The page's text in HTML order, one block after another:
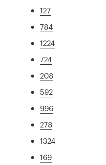
127
784
1224
724
208
592
996
278
1324
169